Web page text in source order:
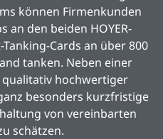
können Firmenkunden
an den beiden HOYER-
Cards an über 800
tanken. Neben einer
hochwertiger
besonders kurzfristige
von vereinbarten
schätzen.